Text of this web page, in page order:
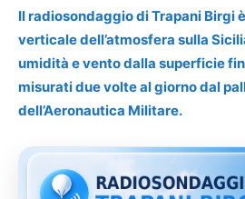
Il radiosondaggio di Trapani Birgi
verticale dell’atmosfera sulla
umidità e vento dalla superficie
misurati due volte al giorno dal
dell’Aeronautica Militare.